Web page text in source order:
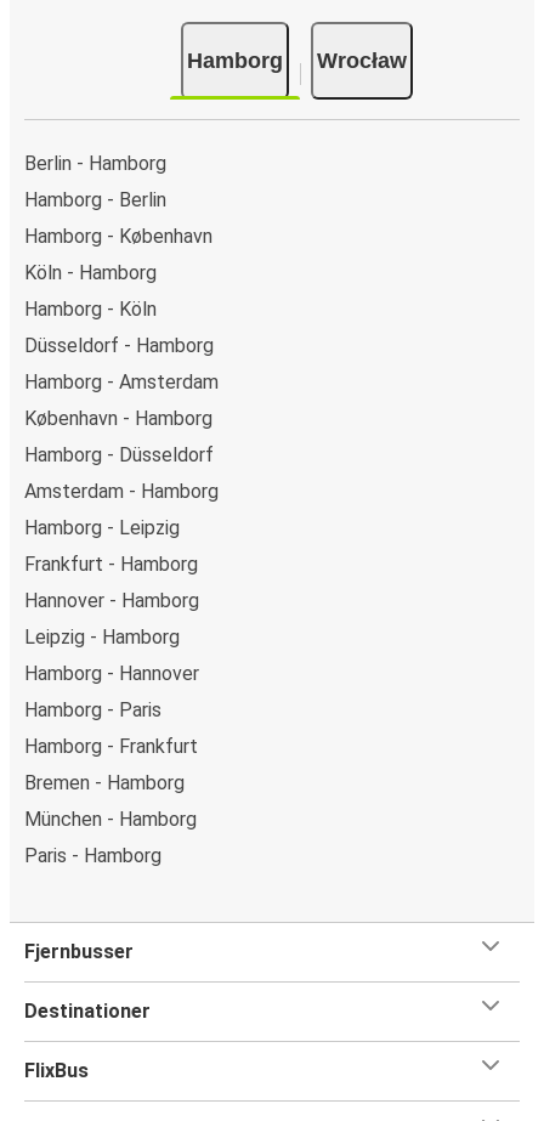
Hamborg Wrocław
Berlin - Hamborg
Hamborg - Berlin
Hamborg - København
Köln - Hamborg
Hamborg - Köln
Düsseldorf - Hamborg
Hamborg - Amsterdam
København - Hamborg
Hamborg - Düsseldorf
Amsterdam - Hamborg
Hamborg - Leipzig
Frankfurt - Hamborg
Hannover - Hamborg
Leipzig - Hamborg
Hamborg - Hannover
Hamborg - Paris
Hamborg - Frankfurt
Bremen - Hamborg
München - Hamborg
Paris - Hamborg
Fjernbusser
Destinationer
FlixBus